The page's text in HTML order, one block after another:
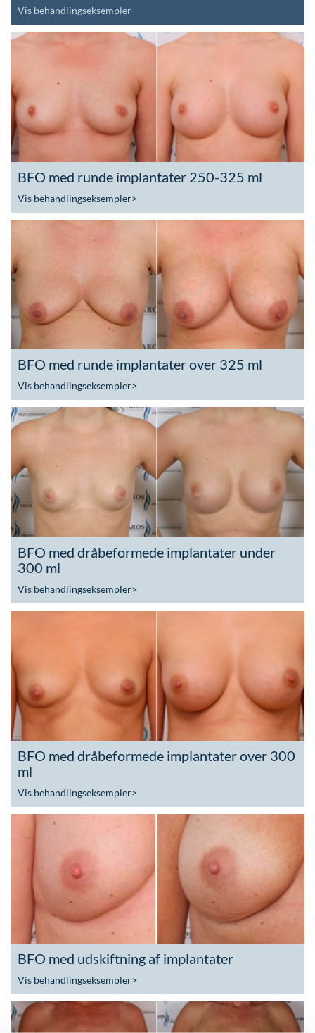
Vis behandlingseksempler
BFO med runde implantater 250-325 ml
Vis behandlingseksempler>
BFO med runde implantater over 325 ml
Vis behandlingseksempler>
BFO med dråbeformede implantater under
300 ml
Vis behandlingseksempler>
BFO med dråbeformede implantater over 300
ml
Vis behandlingseksempler>
BFO med udskiftning af implantater
Vis behandlingseksempler>